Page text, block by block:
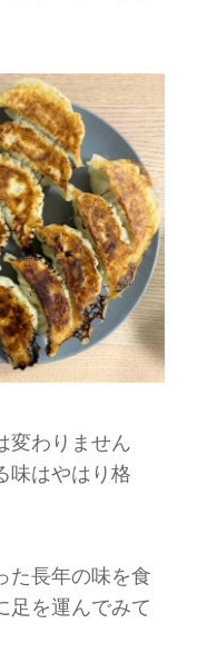
変わりません
味はやはり格
た長年の味を食
足を運んでみて